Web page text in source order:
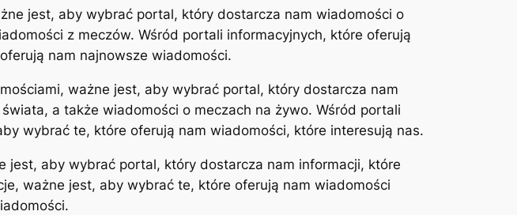
jest, aby wybrać portal, który dostarcza nam wiadomości o
z meczów. Wśród portali informacyjnych, które oferują
nam najnowsze wiadomości.
ważne jest, aby wybrać portal, który dostarcza nam
a także wiadomości o meczach na żywo. Wśród portali
wybrać te, które oferują nam wiadomości, które interesują nas.
jest, aby wybrać portal, który dostarcza nam informacji, które
ważne jest, aby wybrać te, które oferują nam wiadomości